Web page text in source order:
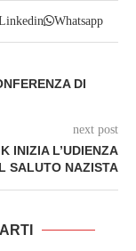
Whatsapp
DI
next post
INIZIA L’UDIENZA
SALUTO NAZISTA